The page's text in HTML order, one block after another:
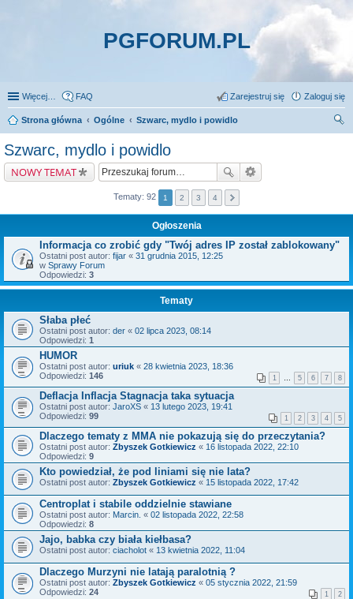
PGFORUM.PL
Więcej… FAQ Zaloguj się
Zarejestruj się
Strona główna Ogólne
Szwarc, mydlo i powidlo
Szwarc, mydlo i powidlo
NOWY TEMAT
Tematy: 92 1 2 3 4
Ogłoszenia
Informacja co zrobić gdy "Twój adres IP został zablokowany"
Ostatni post autor: fijar « 31 grudnia 2015, 12:25
w Sprawy Forum
Odpowiedzi: 3
Tematy
Słaba płeć
Ostatni post autor: der « 02 lipca 2023, 08:14
Odpowiedzi: 1
HUMOR
Ostatni post autor: uriuk « 28 kwietnia 2023, 18:36
Odpowiedzi: 146 1 … 5 6 7 8
Deflacja Inflacja Stagnacja taka sytuacja
Ostatni post autor: JaroXS « 13 lutego 2023, 19:41
Odpowiedzi: 99 1 2 3 4 5
Dlaczego tematy z MMA nie pokazują się do przeczytania?
Ostatni post autor: Zbyszek Gotkiewicz « 16 listopada 2022, 22:10
Odpowiedzi: 9
Kto powiedział, że pod liniami się nie lata?
Ostatni post autor: Zbyszek Gotkiewicz « 15 listopada 2022, 17:42
Centroplat i stabile oddzielnie stawiane
Ostatni post autor: Marcin. « 02 listopada 2022, 22:58
Odpowiedzi: 8
Jajo, babka czy biała kiełbasa?
Ostatni post autor: ciacholot « 13 kwietnia 2022, 11:04
Dlaczego Murzyni nie latają paralotnią ?
Ostatni post autor: Zbyszek Gotkiewicz « 05 stycznia 2022, 21:59
Odpowiedzi: 24 1 2